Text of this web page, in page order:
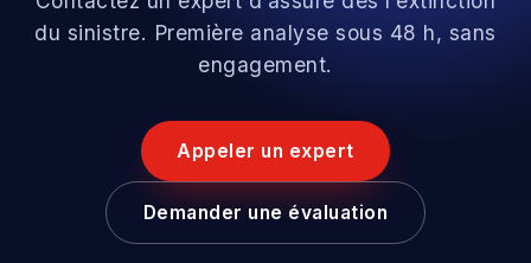
du sinistre. Première analyse sous 48 h, sans
engagement.
Appeler un expert
Demander une évaluation